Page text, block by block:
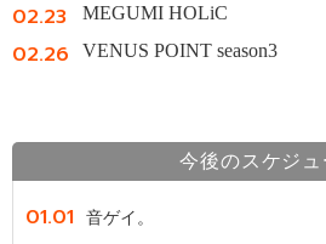
02.23 MEGUMI HOLiC
02.26 VENUS POINT season3
今後のスケジ
01.01
音ゲイ。